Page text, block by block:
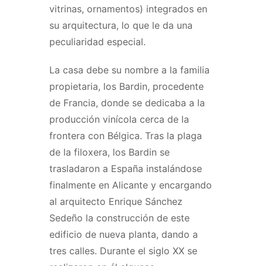
vitrinas, ornamentos) integrados en
su arquitectura, lo que le da una
peculiaridad especial.
La casa debe su nombre a la familia
propietaria, los Bardin, procedente
de Francia, donde se dedicaba a la
producción vinícola cerca de la
frontera con Bélgica. Tras la plaga
de la filoxera, los Bardin se
trasladaron a España instalándose
finalmente en Alicante y encargando
al arquitecto Enrique Sánchez
Sedeño la construcción de este
edificio de nueva planta, dando a
tres calles. Durante el siglo XX se